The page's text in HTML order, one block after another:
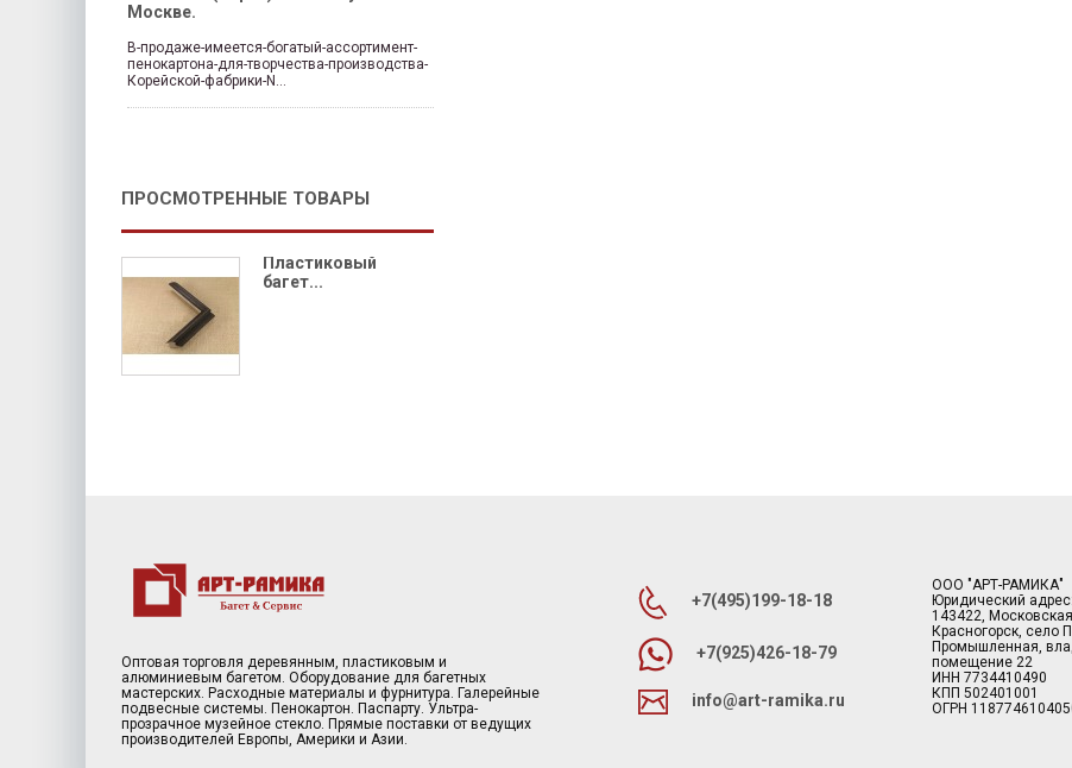
Москве.
В-продаже-имеется-богатый-ассортимент-
пенокартона-для-творчества-производства-
Корейской-фабрики-N...
ПРОСМОТРЕННЫЕ ТОВАРЫ
Пластиковый
багет...
Оптовая торговля деревянным, пластиковым и
алюминиевым багетом. Оборудование для багетных
мастерских. Расходные материалы и фурнитура. Галерейные
подвесные системы. Пенокартон. Паспарту. Ультра-
прозрачное музейное стекло. Прямые поставки от ведущих
производителей Европы, Америки и Азии.
+7(495)199-18-18
+7(925)426-18-79
info@art-ramika.ru
ООО "АРТ-РАМИКА"
Юридический адрес:
143422,
Красногорск, село
Промышленная,
помещение 22
ИНН 7734410490
КПП 502401001
ОГРН